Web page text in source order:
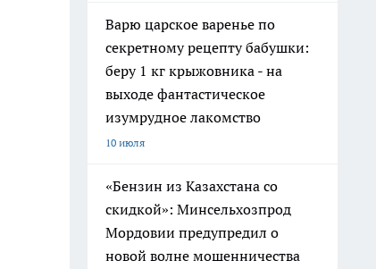
Варю царское варенье по
секретному рецепту бабушки:
беру 1 кг крыжовника - на
выходе фантастическое
изумрудное лакомство
10 июля
«Бензин из Казахстана со
скидкой»: Минсельхозпрод
Мордовии предупредил о
новой волне мошенничества